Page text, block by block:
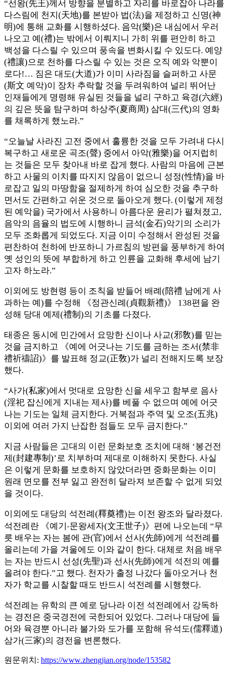
“선왕(先王)께서 방향을 분별하고 자리를 바로잡아 나라를
다스림에 천지(天地)를 본받아 법(法)을 제정하고 신명(神
明)에 통해 교화를 시행하셨다. 음악(樂)은 내심에서 우러
나오고 예(禮)는 밖에서 이뤄지니 가히 위를 편안히 하고
백성을 다스릴 수 있으며 풍속을 변화시킬 수 있도다. 예양
(禮讓)으로 천하를 다스릴 수 있는 것은 오직 예와 악뿐이
로다!… 짐은 대도(大道)가 이미 사라짐을 슬퍼하고 사문
(斯文 예악)이 장차 추락할 것을 두려워하여 널리 뛰어난
인재들에게 명령해 유실된 것들을 널리 구하고 육경(六經)
의 깊은 뜻을 탐구하며 하상주(夏商周) 삼대(三代)의 영화
를 채록하게 했노라.”
“오늘날 사라진 고전 중에서 훌륭한 것을 모두 가려내 다시
복구하고 새로운 곡조(聲) 중에서 아악(雅樂)을 어지럽히
는 것들은 모두 찾아내 바로 잡게 했다. 사람의 마음에 근본
하고 사물의 이치를 따지지 않음이 없으니 성정(性情)을 바
로잡고 일의 마땅함을 절제하게 하여 심오한 것을 추구하
면서도 간편하고 쉬운 것으로 돌아오게 했다. (이렇게 제정
된 예악을) 국가에서 사용하니 아름다운 윤리가 펼쳐졌고,
음악의 음율의 법도에 시행하니 금석(金石)악기의 소리가
모두 조화롭게 되었도다. 지금 이미 수정해서 완성된 것을
편찬하여 천하에 반포하니 가르침의 방편을 풍부하게 하여
옛 성인의 뜻에 부합하게 하고 인륜을 교화해 후세에 남기
고자 하노라.”
이외에도 방현령 등이 조칙을 받들어 배례(陪禮 남에게 사
과하는 예)를 수정해 《정관신례(貞觀新禮)》 138편을 완
성해 당대 예제(禮制)의 기초를 다졌다.
태종은 동시에 민간에서 요망한 신이나 사교(邪敎)를 믿는
것을 금지하고 《예에 어긋나는 기도를 금하는 조서(禁非
禮祈禱詔)》를 발표해 정교(正敎)가 널리 전해지도록 보장
했다.
“사가(私家)에서 멋대로 요망한 신을 세우고 함부로 음사
(淫祀 잡신에게 지내는 제사)를 베풀 수 없으며 예에 어긋
나는 기도는 일체 금지한다. 거북점과 주역 및 오조(五兆)
이외에 여러 가지 난잡한 점들도 모두 금지한다.”
지금 사람들은 고대의 이런 문화보호 조치에 대해 ‘봉건전
제(封建專制)’로 치부하며 제대로 이해하지 못한다. 사실
은 이렇게 문화를 보호하지 않았더라면 중화문화는 이미
원래 면모를 전부 잃고 완전히 달라져 보존할 수 없게 되었
을 것이다.
이외에도 대당의 석전례(釋奠禮)는 이전 왕조와 달라졌다.
석전례란 《예기‧문왕세자(文王世子)》편에 나오는데 “무
릇 배우는 자는 봄에 관(官)에서 선사(先師)에게 석전례를
올리는데 가을 겨울에도 이와 같이 한다. 대체로 처음 배우
는 자는 반드시 선성(先聖)과 선사(先師)에게 석전의 예를
올려야 한다.”고 했다. 천자가 출정 나갔다 돌아오거나 천
자가 학교를 시찰할 때도 반드시 석전례를 시행했다.
석전례는 유학의 큰 예로 당나라 이전 석전례에서 강독하
는 경전은 중국경전에 국한되어 있었다. 그러나 대당에 들
어와 육경뿐 아니라 불가와 도가를 포함해 유석도(儒釋道)
삼가(三家)의 경전을 변론했다.
원문위치 : https://www.zhengjian.org/node/153582